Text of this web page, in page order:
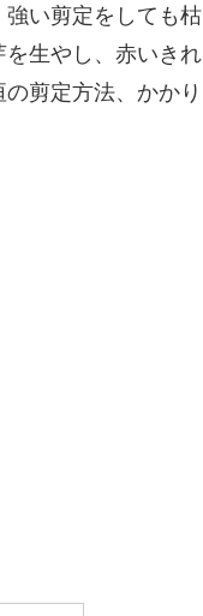
い剪定をしても枯
生やし、赤いきれ
剪定方法、かかり